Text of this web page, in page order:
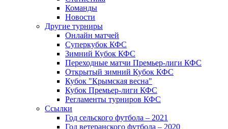
Команды
Новости
Другие турниры
Онлайн матчей
Суперкубок КФС
Зимний Кубок КФС
Переходные матчи Премьер-лиги КФС
Открытый зимний Кубок КФС
Кубок "Крымская весна"
Кубок Премьер-лиги КФС
Регламенты турниров КФС
Ссылки
Год сельского футбола – 2021
Год ветеранского футбола – 2020